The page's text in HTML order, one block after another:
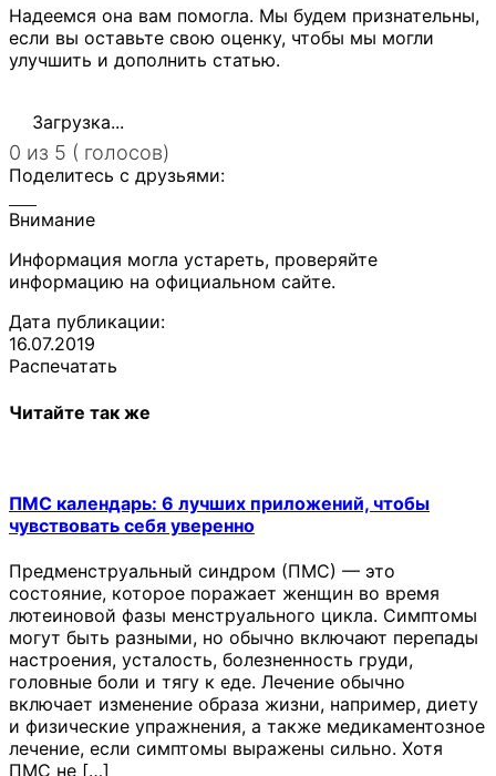
Надеемся она вам помогла. Мы будем признательны,
если вы оставьте свою оценку, чтобы мы могли
улучшить и дополнить статью.
Загрузка...
0 из 5 ( голосов)
Поделитесь с друзьями:
Внимание
Информация могла устареть, проверяйте
информацию на официальном сайте.
Дата публикации:
16.07.2019
Распечатать
Читайте так же
ПМС календарь: 6 лучших приложений, чтобы
чувствовать себя уверенно
Предменструальный синдром (ПМС) — это
состояние, которое поражает женщин во время
лютеиновой фазы менструального цикла. Симптомы
могут быть разными, но обычно включают перепады
настроения, усталость, болезненность груди,
головные боли и тягу к еде. Лечение обычно
включает изменение образа жизни, например, диету
и физические упражнения, а также медикаментозное
лечение, если симптомы выражены сильно. Хотя
ПМС не […]